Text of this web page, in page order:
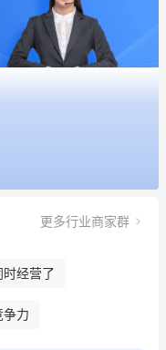
更多行业商家群
一下
时经营了
下
经营了
争力